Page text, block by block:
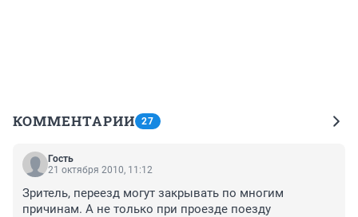
КОММЕНТАРИИ 27
Гость
21 октября 2010, 11:12
Зритель, переезд могут закрывать по многим
причинам. А не только при проезде поезду